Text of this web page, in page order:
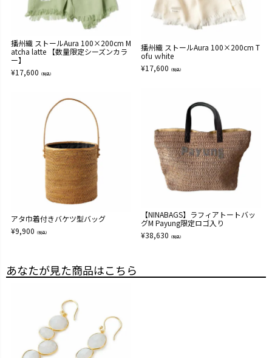
播州織 ストールAura 100×200cm M
atcha latte 【数量限定シーズンカラ
ー】
¥17,600 （税込）
播州織 ストールAura 100×200cm T
ofu ｗhite
¥17,600 （税込）
アタ巾着付きバケツ型バッグ
¥9,900 （税込）
【NINABAGS】ラフィアトートバッ
グM Payung限定ロゴ入り
¥38,630 （税込）
あなたが見た商品はこちら